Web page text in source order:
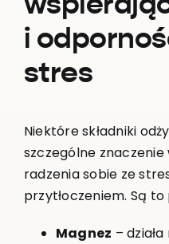
i
stres
Niektóre składniki
szczególne
radzenia sobie ze
przytłoczeniem. Są
Magnez –